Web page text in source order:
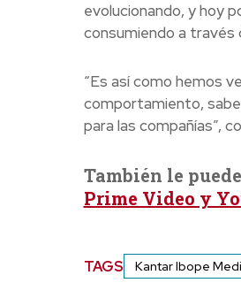
evolucionando, y hoy
consumiendo a
“Es así como hemos
comportamiento,
para las compañías”,
También le
Prime Video y
TAGS Kantar Ibope